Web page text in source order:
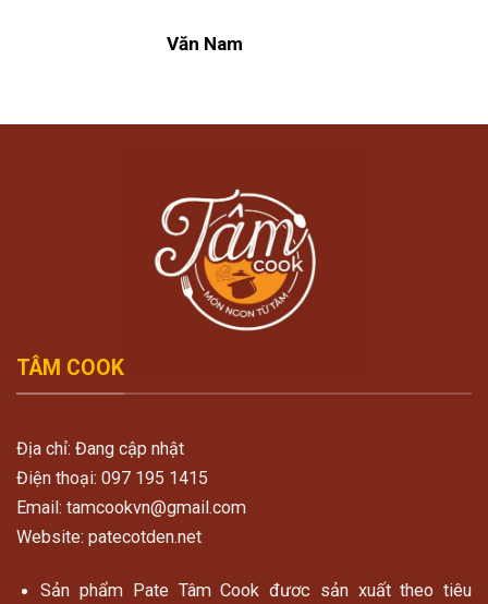
Văn Nam
TÂM COOK
Địa chỉ: Đang cập nhật
Điện thoại: 097 195 1415
Email: tamcookvn@gmail.com
Website: patecotden.net
Sản phẩm Pate Tâm Cook đươc sản xuất theo tiêu